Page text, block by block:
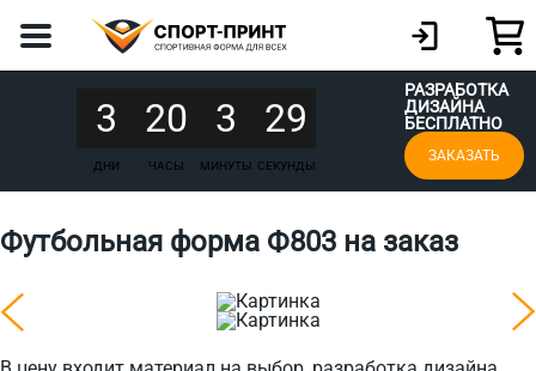
3
ДНИ
20
ЧАСЫ
3
МИНУТЫ
29
СЕКУНДЫ
РАЗРАБОТКА
ДИЗАЙНА
БЕСПЛАТНО
ЗАКАЗАТЬ
Футбольная форма Ф803 на заказ